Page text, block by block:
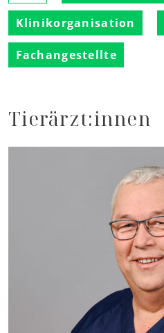
Klinikorganisation
Fachangestellte
Tierärzt:innen